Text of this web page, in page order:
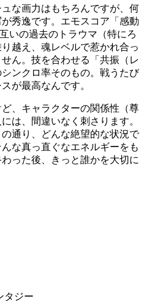
な画力はもちろんですが、何
秀逸です。 エモスコア「感動
いの過去のトラウマ（特にろ
越え、魂レベルで惹かれ合っ
ん。技を合わせる「共振（レ
ンクロ率そのもの。戦うたび
が最高なんです。
、キャラクターの関係性（尊
は、間違いなく刺さります。
の通り、どんな絶望的な状況で
な真っ直ぐなエネルギーをも
った後、きっと誰かを大切に
タジー